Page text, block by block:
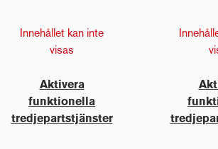
Innehållet kan inte
visas
Aktivera
funktionella
tredjepartstjänster